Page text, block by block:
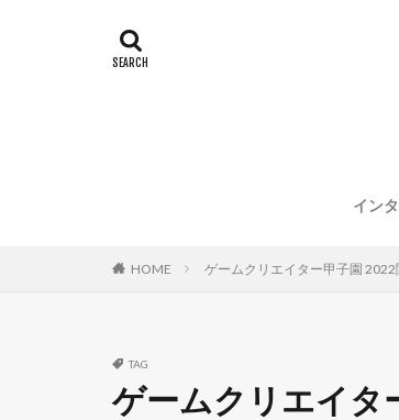
イン
HOME ゲームクリエイター甲子園
TAG
ゲームクリエイタ